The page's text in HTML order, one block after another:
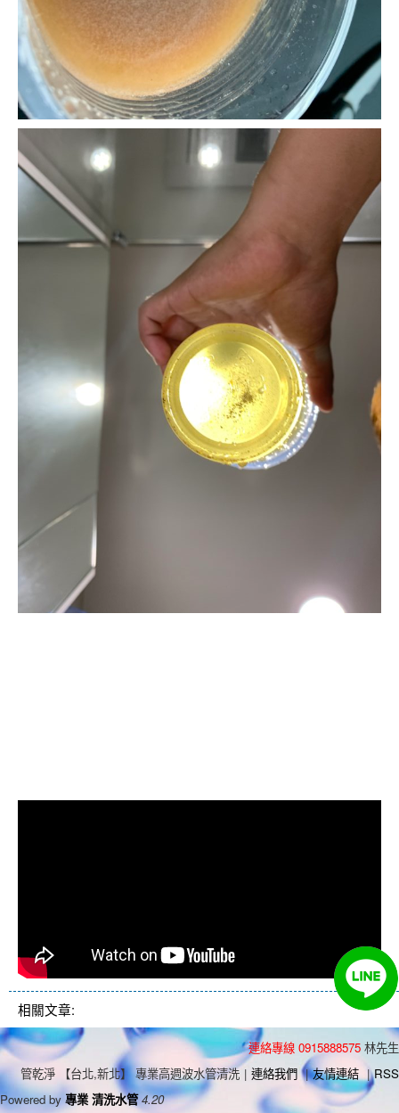
相關文章:
連絡專線 0915888575 林先生
管乾淨 【台北,新北】 專業高週波水管清洗 | 連絡我們 | 友情連結 | RSS
Powered by 專業 清洗水管 4.20